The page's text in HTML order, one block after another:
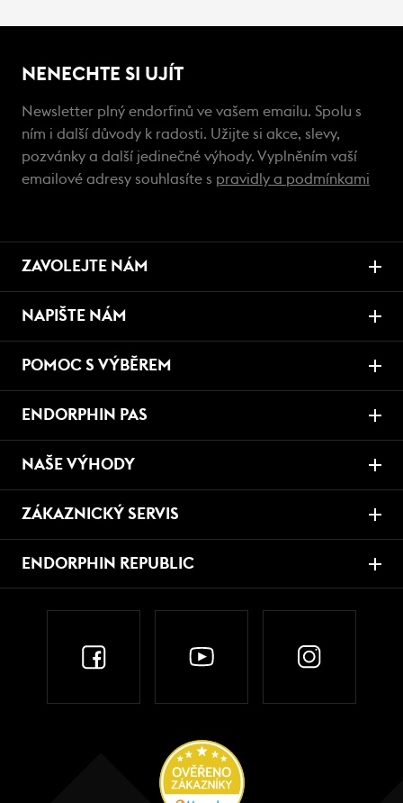
NENECHTE SI UJÍT
Newsletter plný endorfinů ve vašem emailu. Spolu s
ním i další důvody k radosti. Užijte si akce, slevy,
pozvánky a další jedinečné výhody. Vyplněním vaší
emailové adresy souhlasíte s pravidly a podmínkami
ZAVOLEJTE NÁM
NAPIŠTE NÁM
POMOC S VÝBĚREM
ENDORPHIN PAS
NAŠE VÝHODY
ZÁKAZNICKÝ SERVIS
ENDORPHIN REPUBLIC